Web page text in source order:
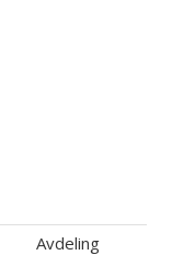
Avdeling